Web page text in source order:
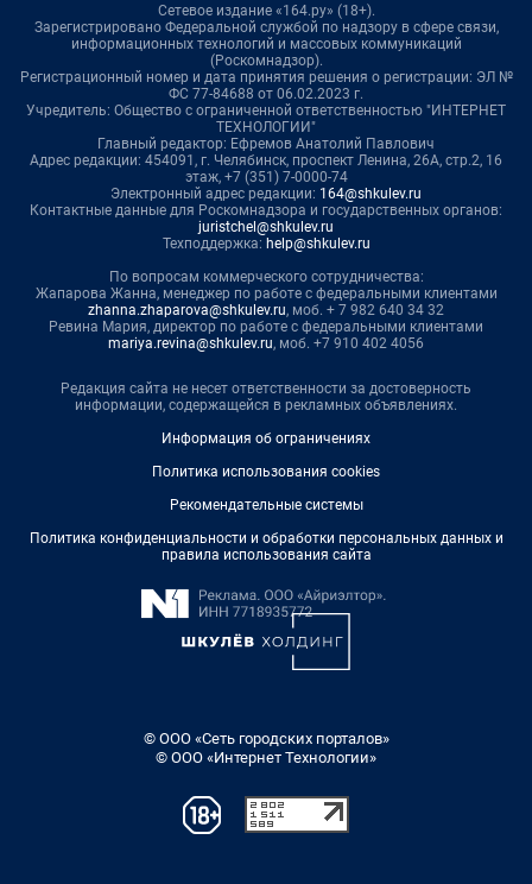
Сетевое издание «164.ру» (18+).
Зарегистрировано Федеральной службой по надзору в сфере связи,
информационных технологий и массовых коммуникаций
(Роскомнадзор).
Регистрационный номер и дата принятия решения о регистрации: ЭЛ №
ФС 77-84688 от 06.02.2023 г.
Учредитель: Общество с ограниченной ответственностью "ИНТЕРНЕТ
ТЕХНОЛОГИИ"
Главный редактор: Ефремов Анатолий Павлович
Адрес редакции: 454091, г. Челябинск, проспект Ленина, 26А, стр.2, 16
этаж, +7 (351) 7-0000-74
Электронный адрес редакции: 164@shkulev.ru
Контактные данные для Роскомнадзора и государственных органов:
juristchel@shkulev.ru
Техподдержка: help@shkulev.ru
По вопросам коммерческого сотрудничества:
Жапарова Жанна, менеджер по работе с федеральными клиентами
zhanna.zhaparova@shkulev.ru, моб. + 7 982 640 34 32
Ревина Мария, директор по работе с федеральными клиентами
mariya.revina@shkulev.ru, моб. +7 910 402 4056
Редакция сайта не несет ответственности за достоверность
информации, содержащейся в рекламных объявлениях.
Информация об ограничениях
Политика использования cookies
Рекомендательные системы
Политика конфиденциальности и обработки персональных данных и
правила использования сайта
© ООО «Сеть городских порталов»
© ООО «Интернет Технологии»